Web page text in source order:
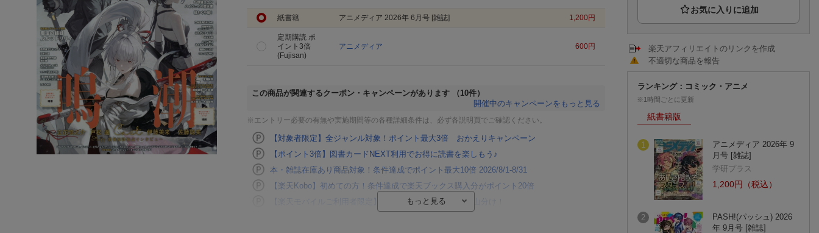
紙書籍 アニメディア 2026年 6月号 [雑誌] 1,200円
定期購読 ポ
イント3倍
(Fujisan)
アニメディア 600円
この商品が関連するクーポン・キャンペーンがあります
（10件）
開催中のキャンペーンをもっと見る
※エントリー必要の有無や実施期間等の各種詳細条件は、必ず各説明頁でご確認ください。
【対象者限定】全ジャンル対象！ポイント最大3倍 おかえりキャンペーン
【ポイント3倍】図書カードNEXT利用でお得に読書を楽しもう♪
本・雑誌在庫あり商品対象！条件達成でポイント最大10倍 2026/8/1-8/31
【楽天Kobo】初めての方！条件達成で楽天ブックス購入分がポイント20倍
【楽天モバイルご利用者限定】条件達成で100万ポイント山分け！
楽天アフィリエイトのリンクを作成
不適切な商品を報告
ランキング：コミック・アニメ
※1時間ごとに更新
紙書籍版
1
アニメディア 2026年 9
月号 [雑誌]
学研プラス
1,200円（税込）
2
PASH!(パッシュ) 2026
年 9月号 [雑誌]